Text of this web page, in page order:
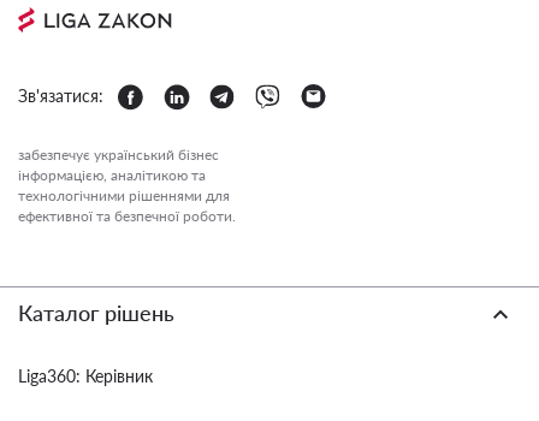
Зв'язатися:
забезпечує український бізнес
інформацією, аналітикою та
технологічними рішеннями для
ефективної та безпечної роботи.
Каталог рішень
Liga360: Керівник